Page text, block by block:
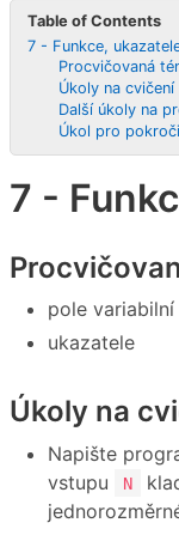
Table of Contents
7 - Funkce,
Procvičovaná
Úkoly na cvičení
Další úkoly na
Úkol pro
7 -
pole
ukazatele
Úkoly na
Napište
vstupu
N